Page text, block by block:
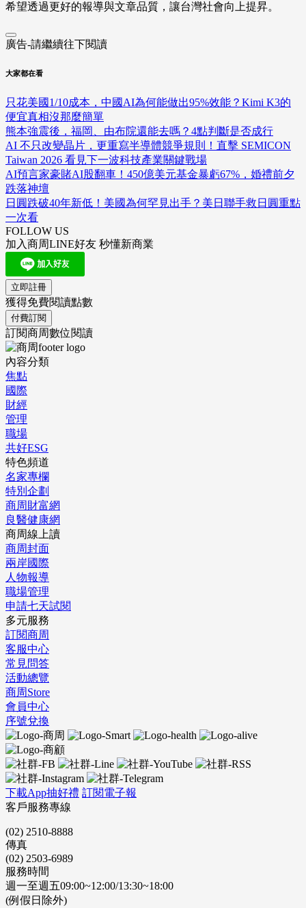
希望透過更好的報導與文章品質，讓台灣社會向上提昇。
廣告-請繼續往下閱讀
大家都在看
只花美國1/10成本，中國AI為何能做出95%效能？Kimi K3的
便宜真相沒那麼簡單
熊本強震後，福岡、由布院還能去嗎？4點判斷是否成行
AI 不只改變晶片，更重寫半導體競爭規則！直擊 SEMICON
Taiwan 2026 看見下一波科技產業關鍵戰場
AI預言家豪賭AI股翻車！450億美元基金暴虧67%，婚禮前夕
跌落神壇
日圓跌破40年新低！美國為何罕見出手？美日聯手救日圓重點
一次看
FOLLOW US
加入商周LINE好友 秒懂新商業
立即註冊
獲得免費閱讀點數
付費訂閱
訂閱商周數位閱讀
內容分類
焦點
國際
財經
管理
職場
共好ESG
特色頻道
名家專欄
特別企劃
商周財富網
良醫健康網
商周線上讀
商周封面
兩岸國際
人物報導
職場管理
申請七天試閱
多元服務
訂閱商周
客服中心
常見問答
活動總覽
商周Store
會員中心
序號兌換
下載App抽好禮 訂閱電子報
客戶服務專線
(02) 2510-8888
傳真
(02) 2503-6989
服務時間
週一至週五09:00~12:00/13:30~18:00
(例假日除外)